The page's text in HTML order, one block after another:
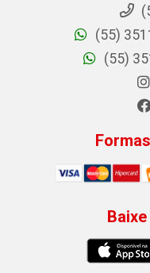
(55)
(55)